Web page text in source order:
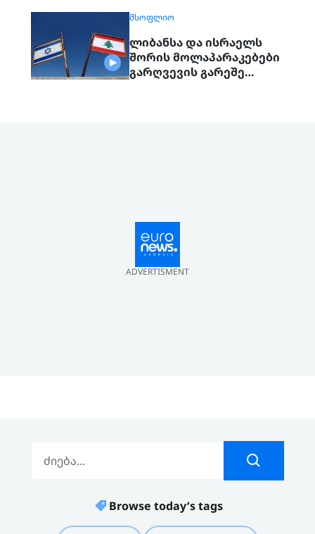
ᲛᲡᲝᲤᲚᲘᲝ
ლიბანსა და ისრაელს
შორის მოლაპარაკებები
გარღვევის გარეშე
ADVERTISMENT
Browse today’s tags